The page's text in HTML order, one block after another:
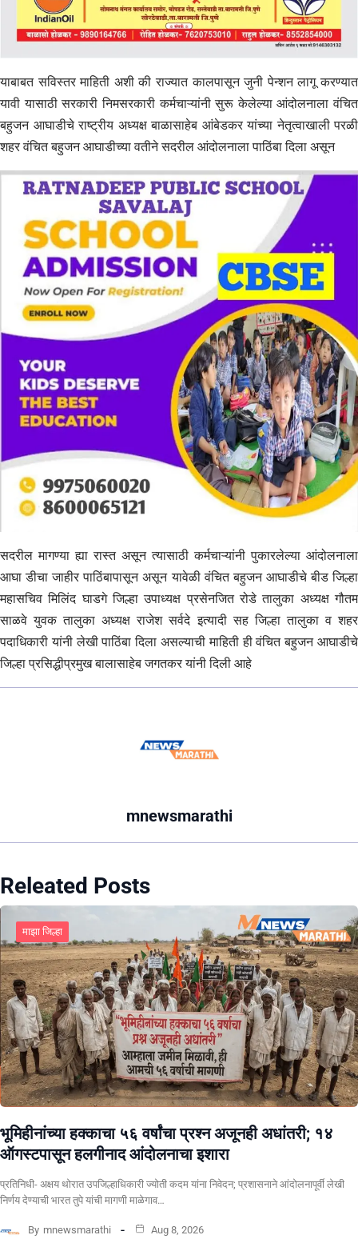
याबाबत सविस्तर माहिती अशी की राज्यात कालपासून जुनी पेन्शन लागू करण्यात
यावी यासाठी सरकारी निमसरकारी कर्मचाऱ्यांनी सुरू केलेल्या आंदोलनाला वंचित
बहुजन आघाडीचे राष्ट्रीय अध्यक्ष बाळासाहेब आंबेडकर यांच्या नेतृत्वाखाली परळी
शहर वंचित बहुजन आघाडीच्या वतीने सदरील आंदोलनाला पाठिंबा दिला असून
सदरील मागण्या ह्या रास्त असून त्यासाठी कर्मचाऱ्यांनी पुकारलेल्या आंदोलनाला
आघा डीचा जाहीर पाठिंबापासून असून यावेळी वंचित बहुजन आघाडीचे बीड जिल्हा
महासचिव मिलिंद घाडगे जिल्हा उपाध्यक्ष प्रसेनजित रोडे तालुका अध्यक्ष गौतम
साळवे युवक तालुका अध्यक्ष राजेश सर्वदे इत्यादी सह जिल्हा तालुका व शहर
पदाधिकारी यांनी लेखी पाठिंबा दिला असल्याची माहिती ही वंचित बहुजन आघाडीचे
जिल्हा प्रसिद्धीप्रमुख बालासाहेब जगतकर यांनी दिली आहे
mnewsmarathi
Releated Posts
माझा जिल्हा
भूमिहीनांच्या हक्काचा ५६ वर्षांचा प्रश्न अजूनही अधांतरी; १४
ऑगस्टपासून हलगीनाद आंदोलनाचा इशारा
प्रतिनिधी- अक्षय थोरात उपजिल्हाधिकारी ज्योती कदम यांना निवेदन; प्रशासनाने आंदोलनापूर्वी लेखी
निर्णय देण्याची भारत तुपे यांची मागणी माळेगाव…
By mnewsmarathi Aug 8, 2026